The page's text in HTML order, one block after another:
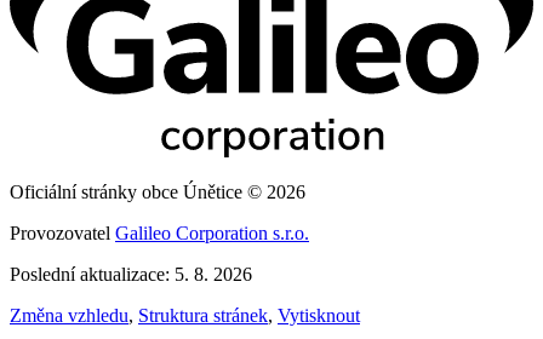
Oficiální stránky obce Únětice © 2026
Provozovatel Galileo Corporation s.r.o.
Poslední aktualizace: 5. 8. 2026
Změna vzhledu, Struktura stránek, Vytisknout